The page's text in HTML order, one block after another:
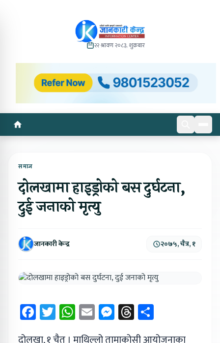
२२ श्रावण २०८३, शुक्रबार
समाज
दोलखामा हाइड्रोको बस दुर्घटना,
दुई जनाको मृत्यु
जानकारी केन्द्र २०७५, चैत्र, १
Facebook
Twitter
WhatsApp
EmailMessenger
Threads